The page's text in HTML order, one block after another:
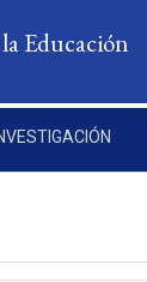
Educación